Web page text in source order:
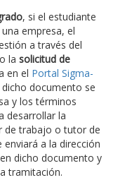
, si el estudiante
empresa, el
a través del
la solicitud de
en el Portal Sigma-
dicho documento se
y los términos
desarrollar la
de trabajo o tutor de
enviará a la dirección
dicho documento y
tramitación.